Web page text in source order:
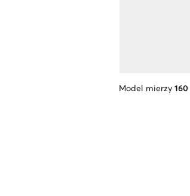
Model mierzy 160